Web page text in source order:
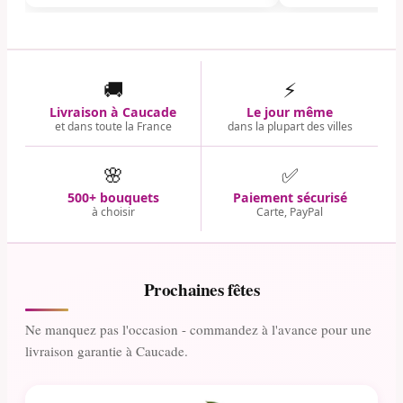
🚚
Livraison à Caucade
et dans toute la France
⚡
Le jour même
dans la plupart des villes
🌸
500+ bouquets
à choisir
✅
Paiement sécurisé
Carte, PayPal
Prochaines fêtes
Ne manquez pas l'occasion - commandez à l'avance pour une
livraison garantie à Caucade.